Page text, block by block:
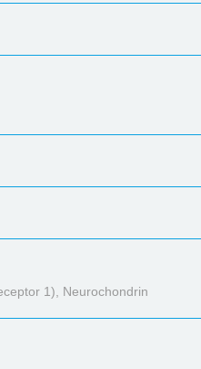
1), Neurochondrin